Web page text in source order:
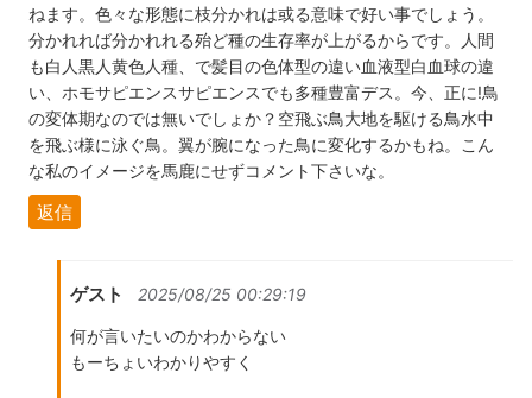
ねます。色々な形態に枝分かれは或る意味で好い事でしょう。
分かれれば分かれれる殆ど種の生存率が上がるからです。人間
も白人黒人黄色人種、で髪目の色体型の違い血液型白血球の違
い、ホモサピエンスサピエンスでも多種豊富デス。今、正に!鳥
の変体期なのでは無いでしょか？空飛ぶ鳥大地を駆ける鳥水中
を飛ぶ様に泳ぐ鳥。翼が腕になった鳥に変化するかもね。こん
な私のイメージを馬鹿にせずコメント下さいな。
返信
ゲスト 2025/08/25 00:29:19
何が言いたいのかわからない
もーちょいわかりやすく